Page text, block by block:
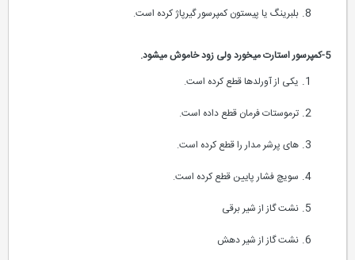
بلبرینگ یا پیستون کمپرسور گیرپاژ کرده است.
یکی از آورلدها قطع کرده است.
ترموستات فرمان قطع داده است.
های پرشر مدار را قطع کرده است.
سویچ فشار پایین قطع کرده است.
نشت گاز از شیر برقی
نشت گاز از شیر دهش